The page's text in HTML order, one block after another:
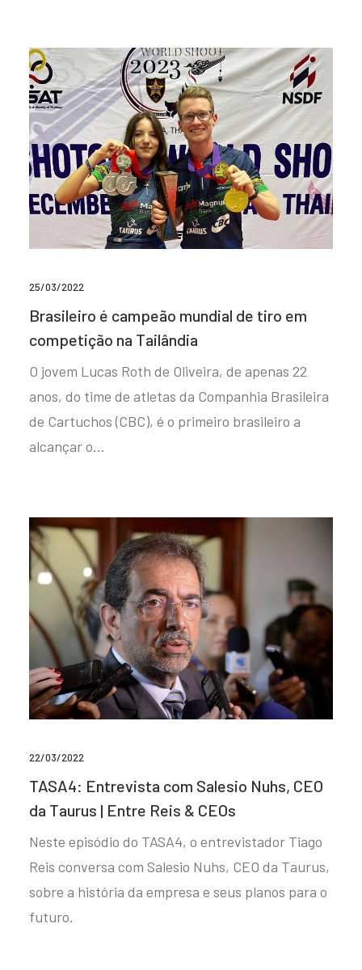
25/03/2022
Brasileiro é campeão mundial de tiro em
competição na Tailândia
O jovem Lucas Roth de Oliveira, de apenas 22
anos, do time de atletas da Companhia Brasileira
de Cartuchos (CBC), é o primeiro brasileiro a
alcançar o…
22/03/2022
TASA4: Entrevista com Salesio Nuhs, CEO
da Taurus | Entre Reis & CEOs
Neste episódio do TASA4, o entrevistador Tiago
Reis conversa com Salesio Nuhs, CEO da Taurus,
sobre a história da empresa e seus planos para o
futuro.